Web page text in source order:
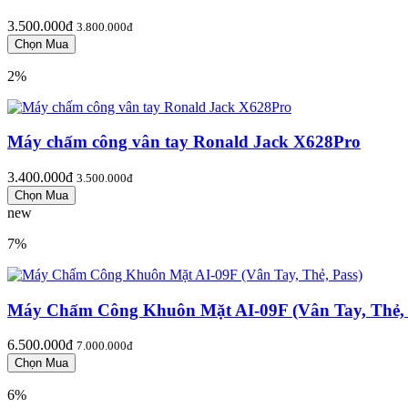
3.500.000đ 3.800.000đ
2%
Máy chấm công vân tay Ronald Jack X628Pro
3.400.000đ 3.500.000đ
new
7%
Máy Chấm Công Khuôn Mặt AI-09F (Vân Tay, Thẻ,
6.500.000đ 7.000.000đ
6%